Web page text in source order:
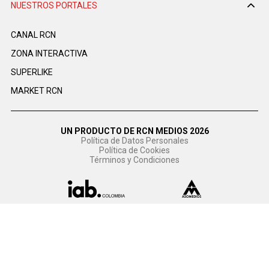
NUESTROS PORTALES
CANAL RCN
ZONA INTERACTIVA
SUPERLIKE
MARKET RCN
UN PRODUCTO DE RCN MEDIOS 2026
Política de Datos Personales
Política de Cookies
Términos y Condiciones